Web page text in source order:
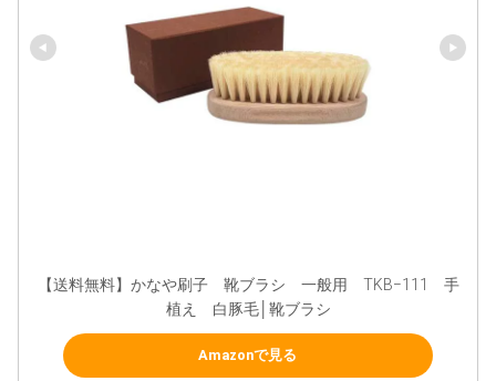
【送料無料】かなや刷子　靴ブラシ　一般用　TKB−111　手
植え　白豚毛│靴ブラシ
Amazonで見る